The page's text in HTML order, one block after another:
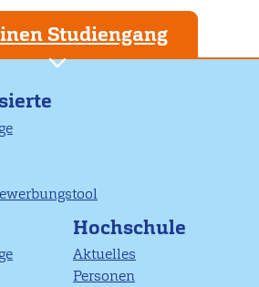
Studiengang
Hochschule
Aktuelles
Personen